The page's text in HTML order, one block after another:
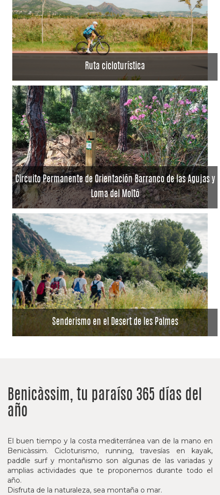
Ruta cicloturística
Circuito Permanente de Orientación Barranco de las Agujas y
Loma del Moltó
Senderismo en el Desert de les Palmes
Benicàssim, tu paraíso 365 días del
año
El buen tiempo y la costa mediterránea van de la mano en
Benicàssim. Cicloturismo, running, travesías en kayak,
paddle surf y montañismo son algunas de las variadas y
amplias actividades que te proponemos durante todo el
año.
Disfruta de la naturaleza, sea montaña o mar.